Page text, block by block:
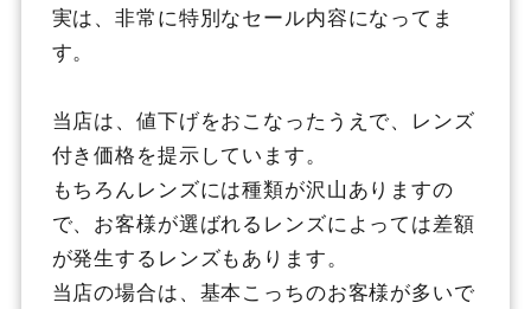
実は、非常に特別なセール内容になってま
す。
当店は、値下げをおこなったうえで、レンズ
付き価格を提示しています。
もちろんレンズには種類が沢山ありますの
で、お客様が選ばれるレンズによっては差額
が発生するレンズもあります。
当店の場合は、基本こっちのお客様が多いで